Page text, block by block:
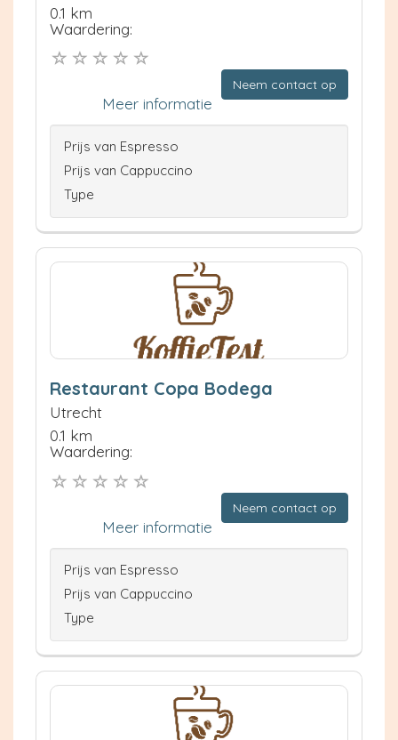
0.1 km
Waardering:
Neem contact op
Meer informatie
Prijs van Espresso
Prijs van Cappuccino
Type
Restaurant Copa Bodega
Utrecht
0.1 km
Waardering:
Neem contact op
Meer informatie
Prijs van Espresso
Prijs van Cappuccino
Type